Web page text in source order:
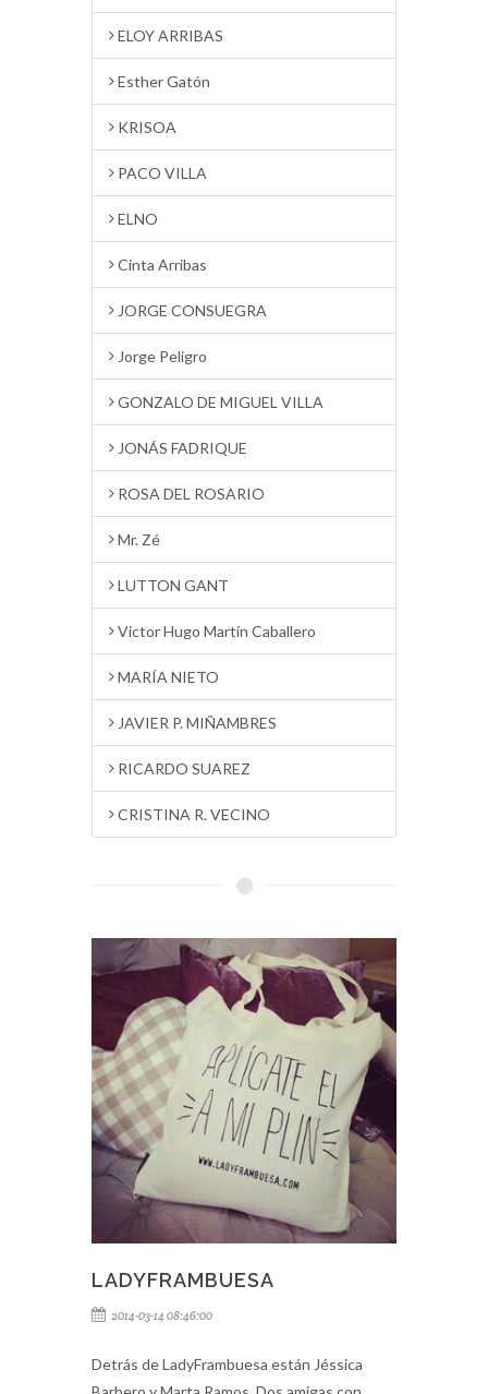
ELOY ARRIBAS
Esther Gatón
KRISOA
PACO VILLA
ELNO
Cinta Arribas
JORGE CONSUEGRA
Jorge Peligro
GONZALO DE MIGUEL VILLA
JONÁS FADRIQUE
ROSA DEL ROSARIO
Mr. Zé
LUTTON GANT
Victor Hugo Martín Caballero
MARÍA NIETO
JAVIER P. MIÑAMBRES
RICARDO SUAREZ
CRISTINA R. VECINO
LADYFRAMBUESA
2014-03-14 08:46:00
Detrás de LadyFrambuesa están Jéssica